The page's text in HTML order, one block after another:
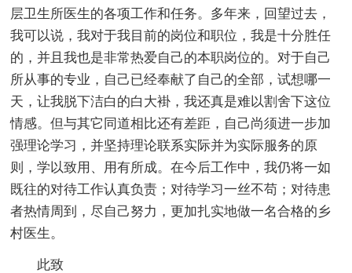
层卫生所医生的各项工作和任务。多年来，回望过去，
我可以说，我对于我目前的岗位和职位，我是十分胜任
的，并且我也是非常热爱自己的本职岗位的。对于自己
所从事的专业，自己已经奉献了自己的全部，试想哪一
天，让我脱下洁白的白大褂，我还真是难以割舍下这位
情感。但与其它同道相比还有差距，自己尚须进一步加
强理论学习，并坚持理论联系实际并为实际服务的原
则，学以致用、用有所成。在今后工作中，我仍将一如
既往的对待工作认真负责；对待学习一丝不苟；对待患
者热情周到，尽自己努力，更加扎实地做一名合格的乡
村医生。
此致